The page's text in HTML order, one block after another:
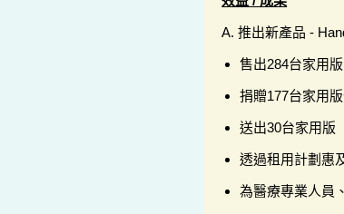
A. 推出新產品 -
售出284台家用版
捐贈177台家用
送出30台家用版
透過租用計劃惠
為醫療專業人員